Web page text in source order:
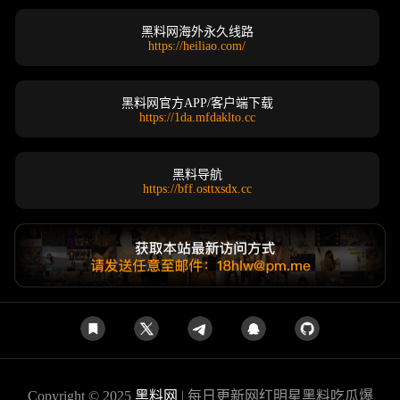
黑料网海外永久线路
https://heiliao.com/
黑料网官方APP/客户端下载
https://1da.mfdaklto.cc
黑料导航
https://bff.osttxsdx.cc
Copyright © 2025 黑料网 | 每日更新网红明星黑料吃瓜爆